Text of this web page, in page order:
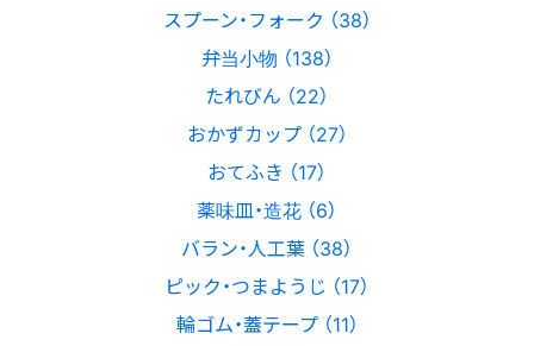
スプーン・フォーク （38）
弁当小物 （138）
たれびん （22）
おかずカップ （27）
おてふき （17）
薬味皿・造花 （6）
バラン・人工葉 （38）
ピック・つまようじ （17）
輪ゴム・蓋テープ （11）